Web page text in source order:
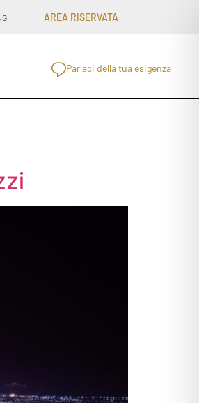
AREA RISERVATA
Parlaci della tua esigenza